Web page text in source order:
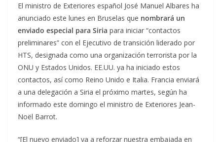
El ministro de Exteriores español José Manuel Albares ha
anunciado este lunes en Bruselas que nombrará un
enviado especial para Siria para iniciar “contactos
preliminares” con el Ejecutivo de transición liderado por
HTS, designada como una organización terrorista por la
ONU y Estados Unidos. EE.UU. ya ha iniciado estos
contactos, así como Reino Unido e Italia. Francia enviará
a una delegación a Siria el próximo martes, según ha
informado este domingo el ministro de Exteriores Jean-
Noël Barrot.
“[El nuevo enviado] va a reforzar nuestra embajada en